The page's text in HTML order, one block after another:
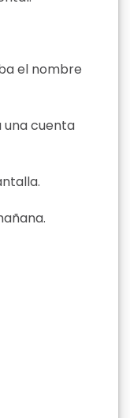
el nombre
una cuenta